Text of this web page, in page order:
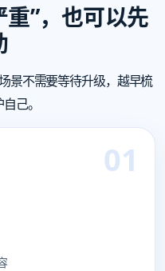
”，也可以先
景不需要等待升级，越早梳
己。
01